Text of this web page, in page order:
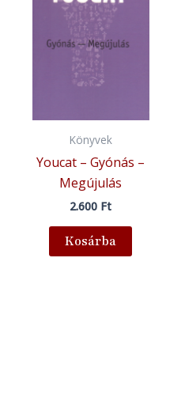
Könyvek
Youcat – Gyónás –
Megújulás
2.600 Ft
Kosárba